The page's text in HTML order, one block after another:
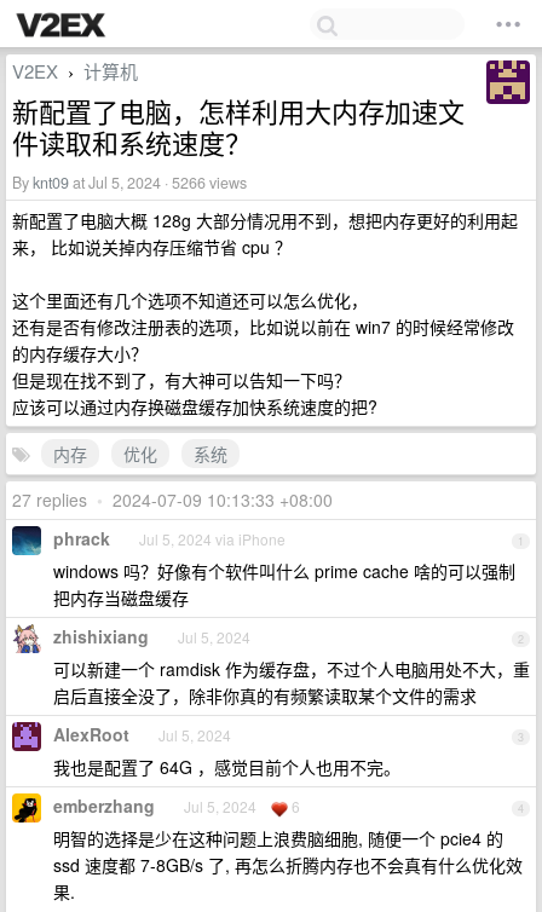
V2EX › 计算机
新配置了电脑，怎样利用大内存加速文
件读取和系统速度？
Byknt09at Jul 5, 2024 · 5266 views
新配置了电脑大概 128g 大部分情况用不到，想把内存更好的利用起
来， 比如说关掉内存压缩节省 cpu ？
这个里面还有几个选项不知道还可以怎么优化，
还有是否有修改注册表的选项，比如说以前在 win7 的时候经常修改
的内存缓存大小？
但是现在找不到了，有大神可以告知一下吗？
应该可以通过内存换磁盘缓存加快系统速度的把?
内存
优化
系统
27 replies • 2024-07-09 10:13:33 +08:00
1
phrack Jul 5, 2024 via iPhone
windows 吗？好像有个软件叫什么 prime cache 啥的可以强制
把内存当磁盘缓存
2
zhishixiang Jul 5, 2024
可以新建一个 ramdisk 作为缓存盘，不过个人电脑用处不大，重
启后直接全没了，除非你真的有频繁读取某个文件的需求
3
AlexRoot Jul 5, 2024
我也是配置了 64G ，感觉目前个人也用不完。
4
emberzhang Jul 5, 2024 6
明智的选择是少在这种问题上浪费脑细胞, 随便一个 pcie4 的
ssd 速度都 7-8GB/s 了, 再怎么折腾内存也不会真有什么优化效
果.